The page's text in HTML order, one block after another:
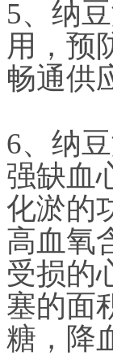
5、纳
用，预
畅通供
6、纳
强缺血
化淤的
高血氧
受损的
塞的面
糖，降